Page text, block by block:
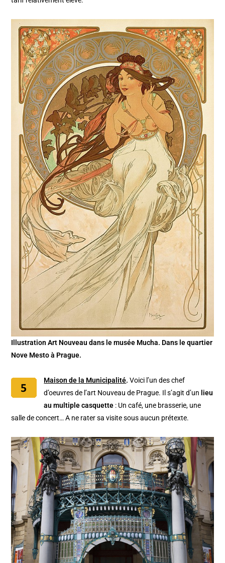
Illustration Art Nouveau dans le musée Mucha. Dans le quartier
Nove Mesto à Prague.
Maison de la Municipalité. Voici l’un des chef
d’oeuvres de l’art Nouveau de Prague. Il s’agit d’un lieu
au multiple casquette : Un café, une brasserie, une
salle de concert… A ne rater sa visite sous aucun prétexte.